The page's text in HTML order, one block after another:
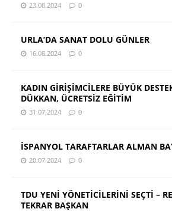
23.08.2024 0
URLA’DA SANAT DOLU GÜNLER
16.08.2024 0
KADIN GİRİŞİMCİLERE BÜYÜK
DÜKKAN, ÜCRETSİZ EĞİTİM
31.07.2024 0
İSPANYOL TARAFTARLAR ALMAN
20.07.2024 0
TDU YENİ YÖNETİCİLERİNİ SEÇTİ –
TEKRAR BAŞKAN